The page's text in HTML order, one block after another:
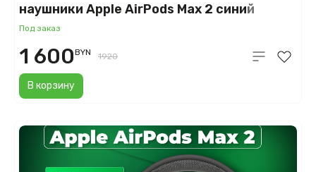
наушники Apple AirPods Max 2 синий
(2026)
Под заказ
В корзину
1 600BYN 1920